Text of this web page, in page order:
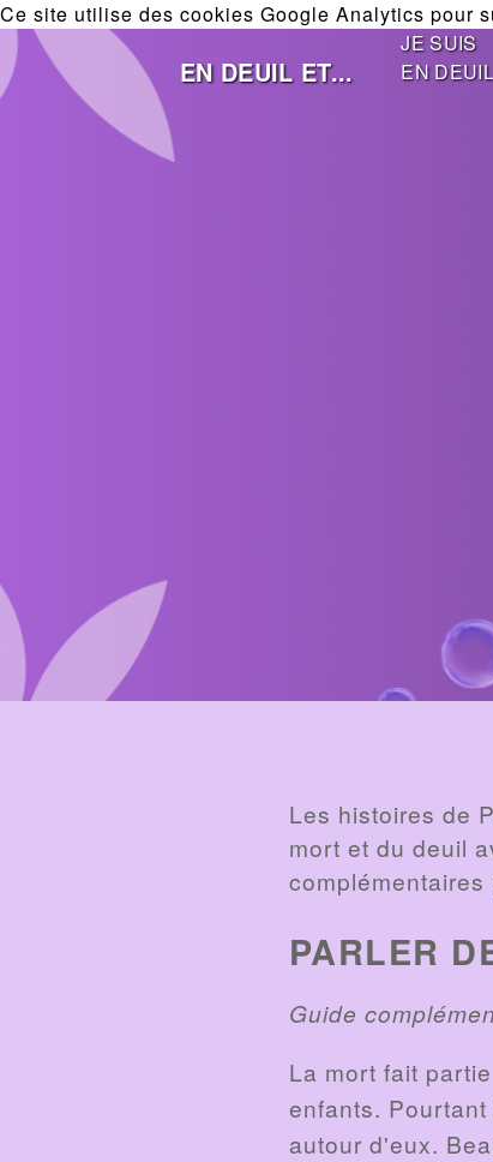
Ce site utilise des cookies Google Analytics pour
EN DEUIL ET...
JE SUIS
EN
Les histoires de
mort et du deuil
PARLER
Guide
La mort fait
enfants.
autour d'eux.